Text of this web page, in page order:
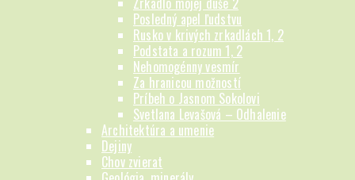
Posledný apel ľudstvu
Rusko v krivých zrkadlách 1, 2
Podstata a rozum 1, 2
Nehomogénny vesmír
Za hranicou možností
Príbeh o Jasnom Sokolovi
Svetlana Levašová – Odhalenie
Architektúra a umenie
Dejiny
Chov zvierat